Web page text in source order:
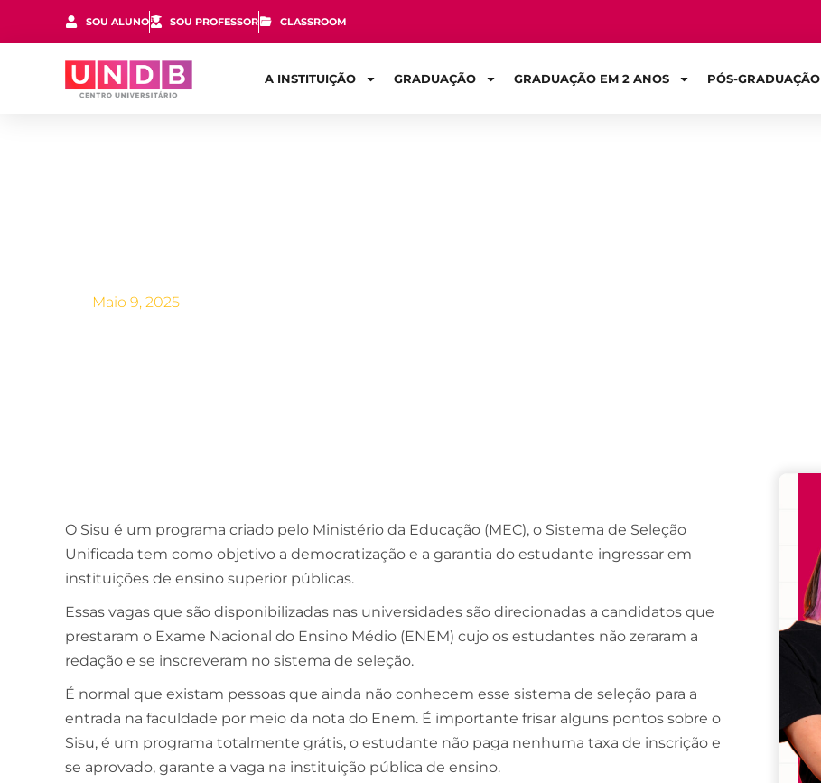
SOU ALUNO SOU PROFESSOR CLASSROOM
A INSTITUIÇÃO GRADUAÇÃO GRADUAÇÃO EM 2 ANOS PÓS-GRADUAÇÃO
Maio 9, 2025
O Sisu é um programa criado pelo Ministério da Educação (MEC), o Sistema de Seleção
Unificada tem como objetivo a democratização e a garantia do estudante ingressar em
instituições de ensino superior públicas.
Essas vagas que são disponibilizadas nas universidades são direcionadas a candidatos que
prestaram o Exame Nacional do Ensino Médio (ENEM) cujo os estudantes não zeraram a
redação e se inscreveram no sistema de seleção.
É normal que existam pessoas que ainda não conhecem esse sistema de seleção para a
entrada na faculdade por meio da nota do Enem. É importante frisar alguns pontos sobre o
Sisu, é um programa totalmente grátis, o estudante não paga nenhuma taxa de inscrição e
se aprovado, garante a vaga na instituição pública de ensino.